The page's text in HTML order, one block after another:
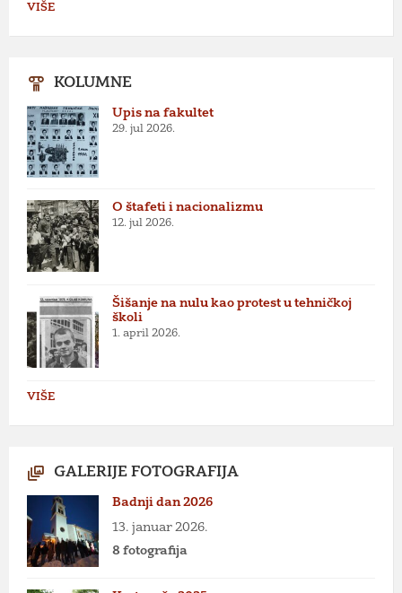
VIŠE
KOLUMNE
Upis na fakultet
29. jul 2026.
O štafeti i nacionalizmu
12. jul 2026.
Šišanje na nulu kao protest u tehničkoj
školi
1. april 2026.
VIŠE
GALERIJE FOTOGRAFIJA
Badnji dan 2026
13. januar 2026.
8 fotografija